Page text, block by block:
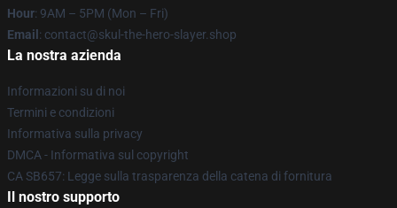
Hour: 9AM – 5PM (Mon – Fri)
Email : contact@skul-the-hero-slayer.shop
La nostra azienda
Informazioni su di noi
Termini e condizioni
Informativa sulla privacy
DMCA - Informativa sul copyright
CA SB657: Legge sulla trasparenza della catena di fornitura
Il nostro supporto